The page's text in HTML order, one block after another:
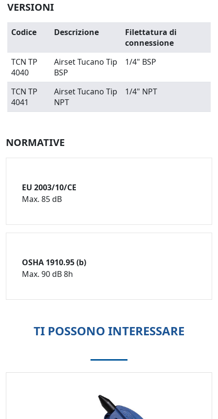
VERSIONI
Codice Descrizione
Filettatura di
connessione
TCN TP
4040
Airset Tucano Tip
BSP
1/4" BSP
TCN TP
4041
Airset Tucano Tip
NPT
1/4" NPT
NORMATIVE
EU 2003/10/CE
Max. 85 dB
OSHA 1910.95 (b)
Max. 90 dB 8h
TI POSSONO INTERESSARE